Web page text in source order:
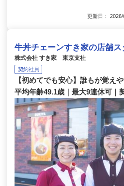
更新日：
牛丼チェーンすき家の店舗
株式会社 すき家 東京支社
契約社員
【初めてでも安心】誰もが覚え
平均年齢49.1歳｜最大9連休可｜